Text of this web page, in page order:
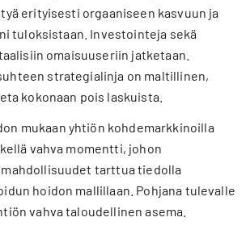
erityisesti orgaaniseen kasvuun ja
tuloksistaan. Investointeja sekä
omaisuuseriin jatketaan.
strategialinja on maltillinen,
kokonaan pois laskuista.
mukaan yhtiön kohdemarkkinoilla
vahva momentti, johon
tarttua tiedolla
hoidon mallillaan. Pohjana tulevalle
vahva taloudellinen asema.